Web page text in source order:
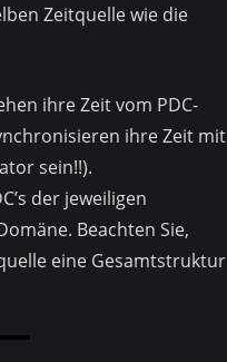
Zeitquelle wie die
ihre Zeit vom PDC-
ihre Zeit mit
sein!!).
der jeweiligen
Beachten Sie,
eine Gesamtstruktur